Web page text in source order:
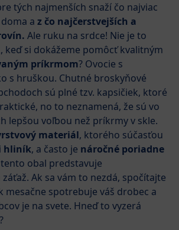
tých najmenších snaží čo najviac
a z čo najčerstvejších a
Ale ruku na srdce! Nie je to
keď si dokážeme pomôcť kvalitným
príkrmom? Ovocie s
s hruškou. Chutné broskyňové
sú plné tzv. kapsičiek, ktoré
no to neznamená, že sú vo
lepšou voľbou než príkrmy v skle.
materiál, ktorého súčasťou
hliník, a často je náročné poriadne
obal predstavuje
Ak sa vám to nezdá, spočítajte
mesačne spotrebuje váš drobec a
je na svete. Hneď to vyzerá